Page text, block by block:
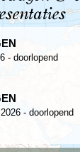
- doorlopend
- doorlopend